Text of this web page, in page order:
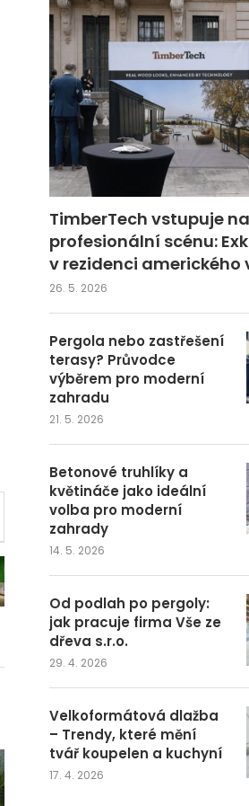
TimberTech vstupuje na
profesionální scénu:
v rezidenci amerického
26. 5. 2026
Pergola nebo zastřešení
terasy? Průvodce
výběrem pro moderní
zahradu
21. 5. 2026
Betonové truhlíky a
květináče jako ideální
volba pro moderní
zahrady
14. 5. 2026
Od podlah po pergoly:
jak pracuje firma Vše ze
dřeva s.r.o.
29. 4. 2026
Velkoformátová dlažba
– Trendy, které mění
tvář koupelen a kuchyní
17. 4. 2026